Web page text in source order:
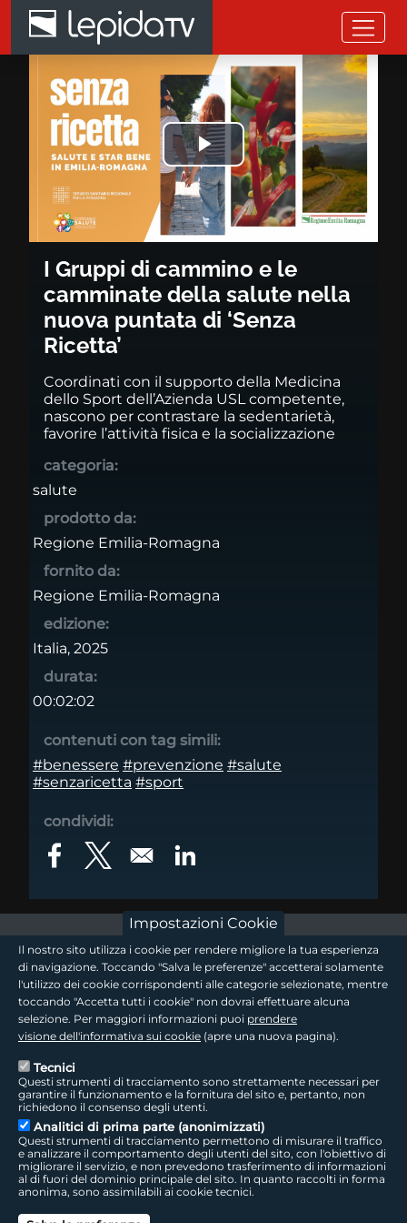
Salta al contenuto principale
I Gruppi di cammino e le
Riprodurre
il
video
I Gruppi di cammino e le
camminate della salute nella
nuova puntata di ‘Senza
Ricetta’
Coordinati con il supporto della Medicina
dello Sport dell’Azienda USL competente,
nascono per contrastare la sedentarietà,
favorire l’attività fisica e la socializzazione
categoria:
salute
prodotto da:
Regione Emilia-Romagna
fornito da:
Regione Emilia-Romagna
edizione:
Italia, 2025
durata:
00:02:02
contenuti con tag simili:
#benessere #prevenzione #salute
#senzaricetta #sport
condividi:
Opens in a new window
Opens in a new windowOpens in a new window
footer - sezione logo 1
footer - sezione logo2
footer - sezione link utili
Seguici sui social
LepidaTV | Accessibilità | Cookie | Privacy | Social Media Policy
Impostazioni Cookie
Il nostro sito utilizza i cookie per rendere migliore la tua esperienza
di navigazione. Toccando "Salva le preferenze" accetterai solamente
l'utilizzo dei cookie corrispondenti alle categorie selezionate, mentre
toccando "Accetta tutti i cookie" non dovrai effettuare alcuna
selezione. Per maggiori informazioni puoi prendere
visione dell'informativa sui cookie (apre una nuova pagina).
Tecnici
Questi strumenti di tracciamento sono strettamente necessari per
garantire il funzionamento e la fornitura del sito e, pertanto, non
richiedono il consenso degli utenti.
Analitici di prima parte (anonimizzati)
Questi strumenti di tracciamento permettono di misurare il traffico
e analizzare il comportamento degli utenti del sito, con l'obiettivo di
migliorare il servizio, e non prevedono trasferimento di informazioni
al di fuori del dominio principale del sito. In quanto raccolti in forma
anonima, sono assimilabili ai cookie tecnici.